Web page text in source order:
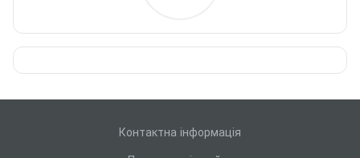
Контактна інформація